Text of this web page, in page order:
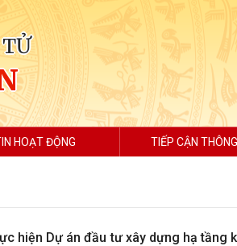
HOẠT ĐỘNG TIẾP CẬN
hiện Dự án đầu tư xây dựng hạ tầng